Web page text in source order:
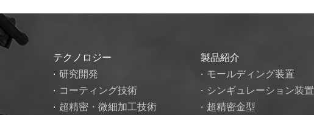
テクノロジー
研究開発
コーティング技術
超精密・微細加工技術
製品紹介
モールディング装置
シンギュレーション装置
超精密金型